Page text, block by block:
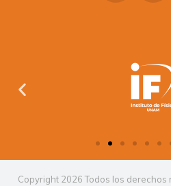
Copyright 2026 Todos los